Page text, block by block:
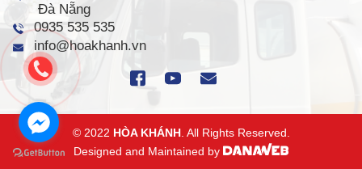
Đà Nẵng
0935 535 535
info@hoakhanh.vn
© 2022 HÒA KHÁNH. All Rights Reserved.
Designed and Maintained by